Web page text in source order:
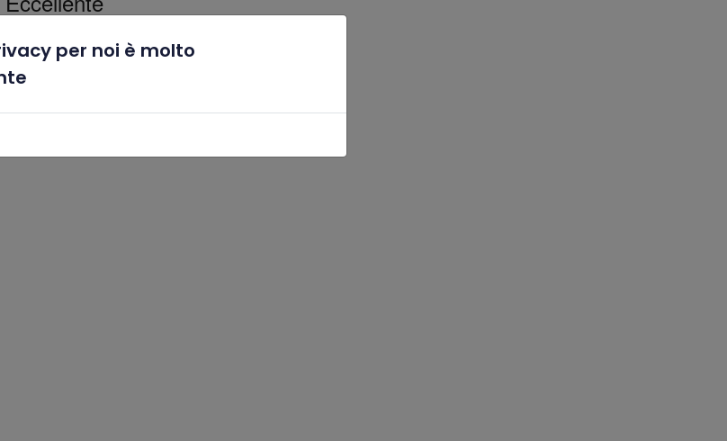
per noi è molto